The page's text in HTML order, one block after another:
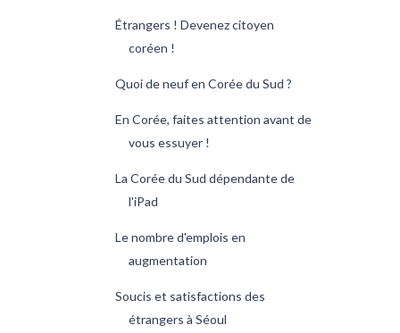
Étrangers ! Devenez citoyen
coréen !
Quoi de neuf en Corée du Sud ?
En Corée, faites attention avant de
vous essuyer !
La Corée du Sud dépendante de
l'iPad
Le nombre d'emplois en
augmentation
Soucis et satisfactions des
étrangers à Séoul